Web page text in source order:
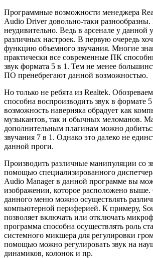
Программные возможности менеджера
Audio Driver довольно-таки разнообразны.
неудивительно. Ведь в арсенале у данной
различных настроек. В первую очередь
функцию объемного звучания. Многие
практически все современные ПК
звук формата 5 в 1. Тем не менее
ПО пренебрегают данной возможностью.
Но только не ребята из Realtek.
способна воспроизводить звук в формате
возможность наверняка обрадует как
музыкантов, так и обычных меломанов.
дополнительным плагинам можно
звучания 7 в 1. Однако это далеко не
данной проги.
Производить различные манипуляции со
помощью специализированного
Audio Manager в данной программе вы
изображении, которое расположено
данного меню можно осуществлять
компьютерной периферией. К примеру,
позволяет включать или отключать
программа способна осуществлять роль
системного микшера для регулировки
помощью можно регулировать звук на
динамиков, колонок и пр.